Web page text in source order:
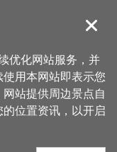
導覽
宿
关闭
优化网站服务，并
用本网站即表示您
站提供周边景点自
位置资讯，以开启